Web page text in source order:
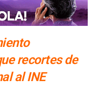
recortes de
al INE